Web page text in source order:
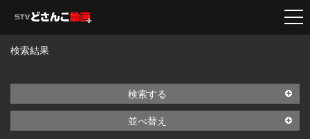
検索結果
検索する
並べ替え